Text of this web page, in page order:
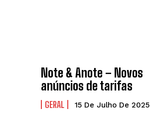
Note & Anote – Novos
anúncios de tarifas
GERAL 15 De Julho De 2025